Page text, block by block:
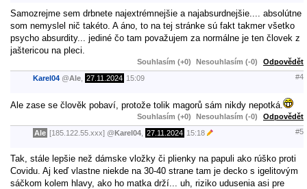
Samozrejme sem drbnete najextrémnejšie a najabsurdnejšie.... absolútne
som nemyslel nič takéto. A áno, to na tej stránke sú fakt takmer všetko
psycho absurdity... jediné čo tam považujem za normálne je ten človek z
jaštericou na pleci.
Souhlasím (+0) Nesouhlasím (-0) Odpovědět
Karel04 @Ale 27.11.2024 15:09 #4
Ale zase se člověk pobaví, protože tolik magorů sám nikdy nepotká.
Souhlasím (+0) Nesouhlasím (-0) Odpovědět
Ale [185.122.55.xxx] @Karel04 27.11.2024 15:18 #5
Tak, stále lepšie než dámske vložky či plienky na papuli ako rúško proti
Covidu. Aj keď vlastne niekde na 30-40 strane tam je decko s igelitovým
sáčkom kolem hlavy, ako ho matka drží... uh, riziko udusenia asi pre